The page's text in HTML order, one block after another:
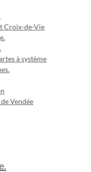
Croix-de-Vie
à système
Vendée